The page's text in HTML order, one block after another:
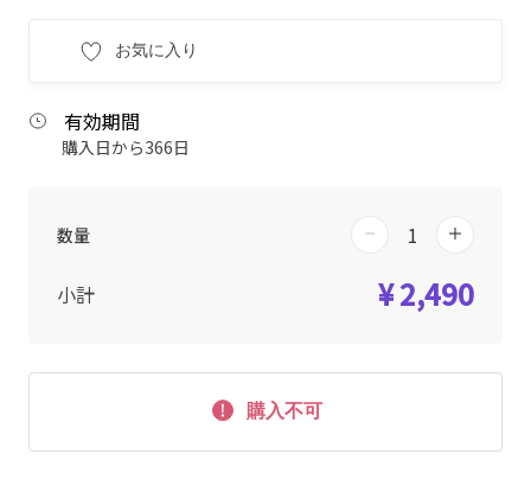
お気に入り
有効期間
購入日から366日
数量
小計 ¥ 2,490
購入不可